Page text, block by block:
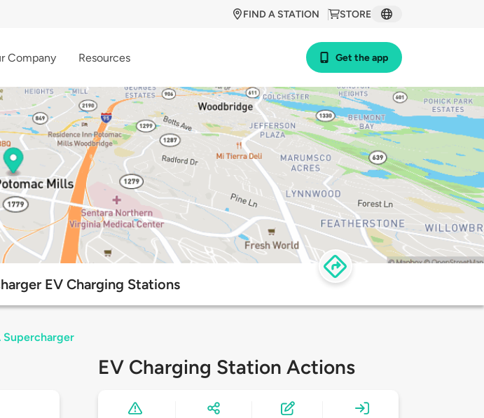
STORE
FIND A STATION
Company Resources Get the app
EV Charging Stations
Supercharger
EV Charging Station Actions